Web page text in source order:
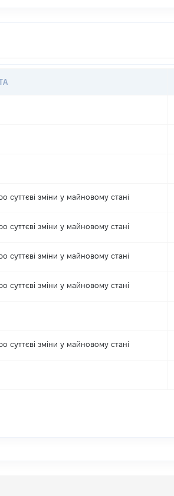
суттєві зміни y майновому стані
суттєві зміни y майновому стані
суттєві зміни y майновому стані
суттєві зміни y майновому стані
суттєві зміни y майновому стані